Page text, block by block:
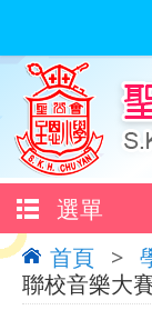
選單
首頁 >
聯校音樂大